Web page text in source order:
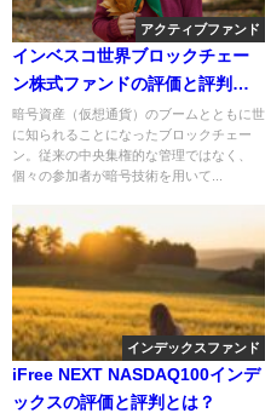
アクティブファンド
インベスコ世界ブロックチェー
ン株式ファンドの評価と評判
は？
暗号資産（仮想通貨）のブームとともに世
に知られることになったブロックチェー
ン。従来の中央集権的な管理ではなく、
個々の参加者が暗号技術を用いて...
インデックスファンド
iFree NEXT NASDAQ100インデ
ックスの評価と評判とは？